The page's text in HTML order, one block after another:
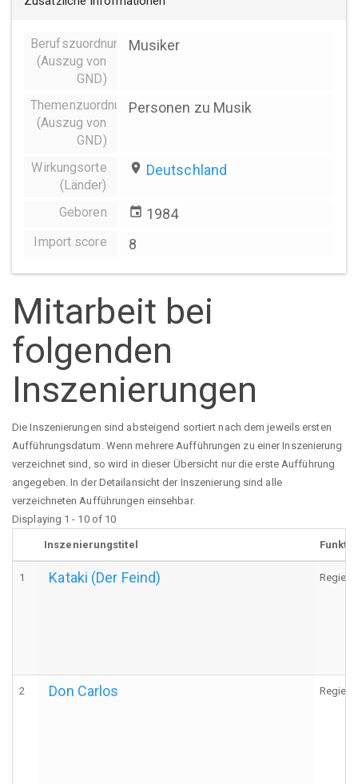
Berufszuordnungen
(Auszug von
GND)
Musiker
Themenzuordnung
(Auszug von
GND)
Personen zu Musik
Wirkungsorte
(Länder)
place Deutschland
Geboren event 1984
Import score 8
Mitarbeit bei
folgenden
Inszenierungen
Die Inszenierungen sind absteigend sortiert nach dem jeweils ersten
Aufführungsdatum. Wenn mehrere Aufführungen zu einer Inszenierung
verzeichnet sind, so wird in dieser Übersicht nur die erste Aufführung
angegeben. In der Detailansicht der Inszenierung sind alle
verzeichneten Aufführungen einsehbar.
Displaying 1 - 10 of 10
Inszenierungstitel
1 Kataki (Der Feind) Regie
2 Don Carlos Regie